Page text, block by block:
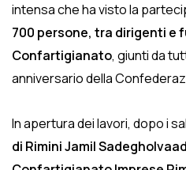
intensa che ha visto la
700 persone, tra dirigenti e
Confartigianato, giunti da
anniversario della
In apertura dei lavori, dopo i
di Rimini Jamil Sadegholvaad